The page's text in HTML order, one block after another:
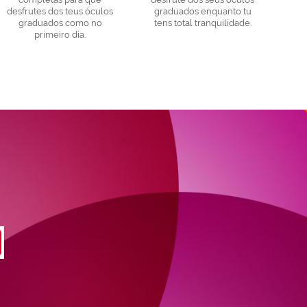
desfrutes dos teus óculos
graduados como no
primeiro dia.
graduados enquanto tu
tens total tranquilidade.